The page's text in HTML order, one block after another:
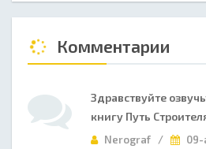
Комментарии
Здравствуйте
книгу Путь
Nerograf / 09-